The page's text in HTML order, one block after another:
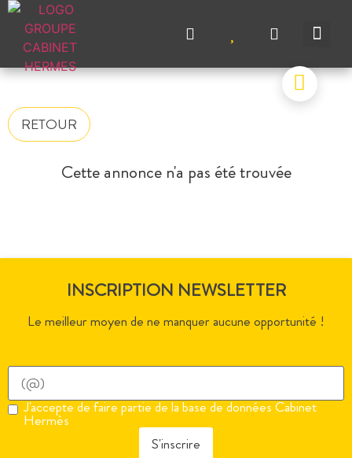
RETOUR
Cette annonce n'a pas été trouvée
INSCRIPTION NEWSLETTER
Le meilleur moyen de ne manquer aucune opportunité !
J'accepte de faire partie de la base de données Cabinet
Hermès
S'inscrire